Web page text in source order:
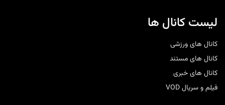
لیست کانال ها
کانال های ورزشی
کانال های مستند
کانال های خبری
فیلم و سریال VOD